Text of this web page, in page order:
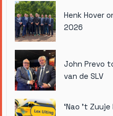
Henk Hover
2026
John Prevo
van de SLV
‘Nao ’t